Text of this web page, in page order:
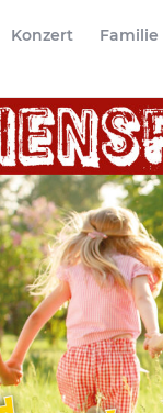
Konzert Familie